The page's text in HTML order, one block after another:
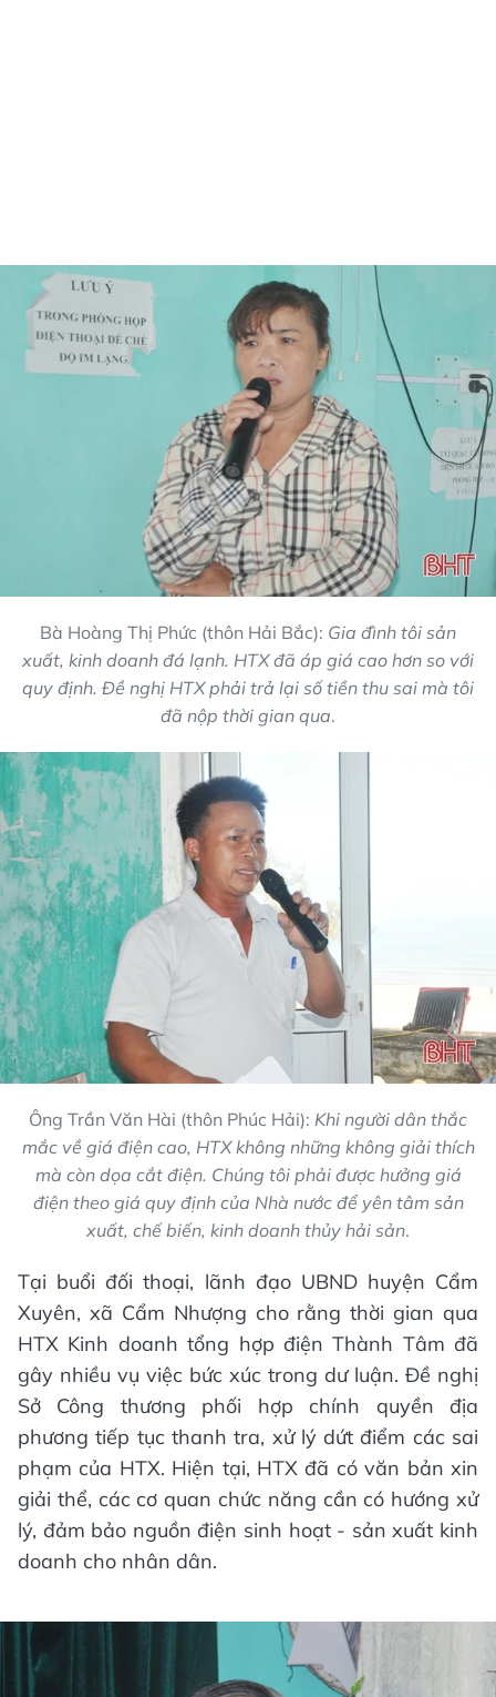
Bà Hoàng Thị Phức (thôn Hải Bắc): Gia đình tôi sản
xuất, kinh doanh đá lạnh. HTX đã áp giá cao hơn so với
quy định. Đề nghị HTX phải trả lại số tiền thu sai mà tôi
đã nộp thời gian qua.
Ông Trần Văn Hài (thôn Phúc Hải): Khi người dân thắc
mắc về giá điện cao, HTX không những không giải thích
mà còn dọa cắt điện. Chúng tôi phải được hưởng giá
điện theo giá quy định của Nhà nước để yên tâm sản
xuất, chế biến, kinh doanh thủy hải sản.
Tại buổi đối thoại, lãnh đạo UBND huyện Cẩm
Xuyên, xã Cẩm Nhượng cho rằng thời gian qua
HTX Kinh doanh tổng hợp điện Thành Tâm đã
gây nhiều vụ việc bức xúc trong dư luận. Đề nghị
Sở Công thương phối hợp chính quyền địa
phương tiếp tục thanh tra, xử lý dứt điểm các sai
phạm của HTX. Hiện tại, HTX đã có văn bản xin
giải thể, các cơ quan chức năng cần có hướng xử
lý, đảm bảo nguồn điện sinh hoạt - sản xuất kinh
doanh cho nhân dân.